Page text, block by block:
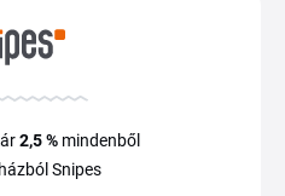
be a kedvenc
Ezen az oldalon
kuponokat és akciókat, így
illő kedvezményt. A kódot a
vagy kategóriákra
2,5 %mindenből
Snipes